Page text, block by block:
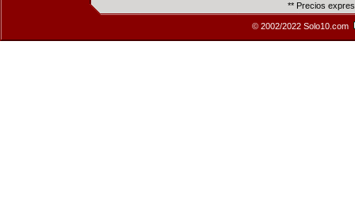
** Precios
© 2002/2022 Solo10.com